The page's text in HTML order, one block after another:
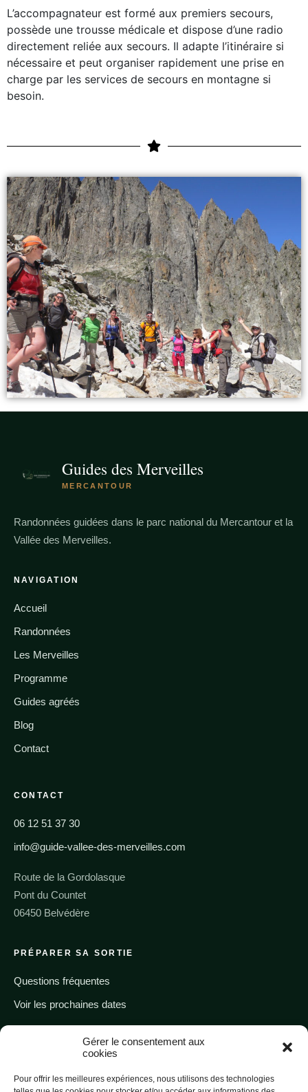
Gérer le consentement aux
cookies
Pour offrir les meilleures expériences, nous utilisons des technologies
L’accompagnateur est formé aux premiers secours,
possède une trousse médicale et dispose d’une radio
directement reliée aux secours. Il adapte l’itinéraire si
nécessaire et peut organiser rapidement une prise en
charge par les services de secours en montagne si
besoin.
Guides des Merveilles
MERCANTOUR
Randonnées guidées dans le parc national du Mercantour et la
Vallée des Merveilles.
NAVIGATION
Accueil
Randonnées
Les Merveilles
Programme
Guides agréés
Blog
Contact
CONTACT
06 12 51 37 30
info@guide-vallee-des-merveilles.com
Route de la Gordolasque
Pont du Countet
06450 Belvédère
PRÉPARER SA SORTIE
Questions fréquentes
Voir les prochaines dates
Appeler un guide